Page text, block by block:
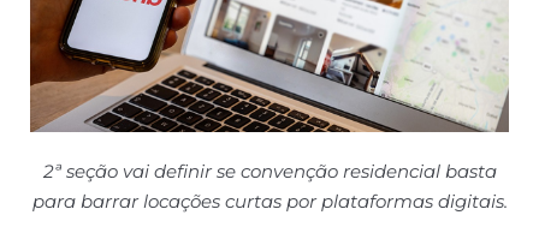
2ª seção vai definir se convenção residencial basta
para barrar locações curtas por plataformas digitais.